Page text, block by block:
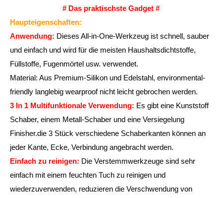
# Das praktischste Gadget #
Haupteigenschaften:
Anwendung: Dieses All-in-One-Werkzeug ist schnell, sauber
und einfach und wird für die meisten Haushaltsdichtstoffe,
Füllstoffe, Fugenmörtel usw. verwendet.
Material: Aus Premium-Silikon und Edelstahl, environmental-
friendly langlebig wearproof nicht leicht gebrochen werden.
3 In 1 Multifunktionale Verwendung: Es gibt eine Kunststoff
Schaber, einem Metall-Schaber und eine Versiegelung
Finisher.die 3 Stück verschiedene Schaberkanten können an
jeder Kante, Ecke, Verbindung angebracht werden.
Einfach zu reinigen: Die Verstemmwerkzeuge sind sehr
einfach mit einem feuchten Tuch zu reinigen und
wiederzuverwenden, reduzieren die Verschwendung von